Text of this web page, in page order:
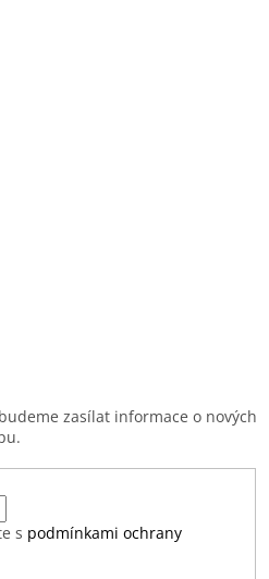
zasílat informace o nových
s podmínkami ochrany